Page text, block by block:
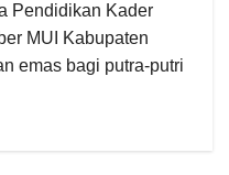
Pendidikan Kader
MUI Kabupaten
emas bagi putra-putri